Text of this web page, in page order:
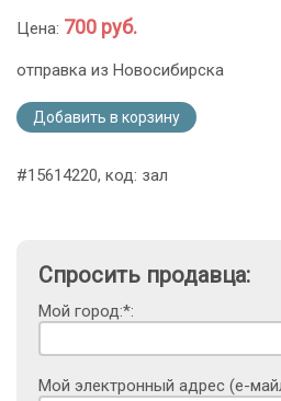
Цена: 700 руб.
отправка из Новосибирска
Добавить в корзину
#15614220, код: зал
Спросить продавца:
Мой город:*:
Мой электронный адрес (е-